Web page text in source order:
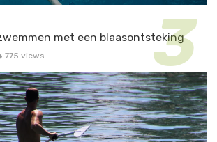
met een blaasontsteking
775 views